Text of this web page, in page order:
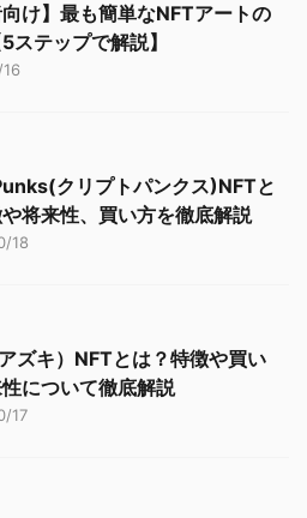
向け】最も簡単なNFTアートの
ステップで解説】
クリプトパンクス)NFTと
将来性、買い方を徹底解説
18
ズキ）NFTとは？特徴や買い
について徹底解説
17